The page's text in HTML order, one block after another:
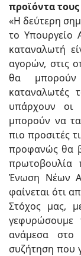
προϊόντα
«Η δεύτερη
το Υπουργείο
καταναλωτή
αγορών, στις
θα
καταναλωτές
υπάρχουν οι
μπορούν να
πιο προσιτές
προφανώς θα
πρωτοβουλία
Ένωση Νέων
φαίνεται ότι
Στόχος μας,
γεφυρώσουμε
ανάμεσα στο
συζήτηση που